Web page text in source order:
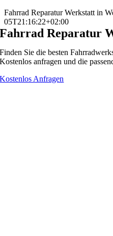
Fahrrad Reparatur Werkstatt in
05T21:16:22+02:00
Fahrrad Reparatur
Finden Sie die besten
Kostenlos anfragen und die
Kostenlos Anfragen